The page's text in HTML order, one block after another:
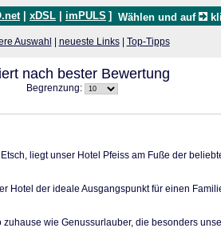
xDSL imPULS ] Wählen und auf
Auswahl neueste Links| Top-Tipps
nach bester Bewertung
Begrenzung:
liegt unser Hotel Pfeiss am Fuße der
Hotel der ideale Ausgangspunkt für einen
wie Genussurlauber, die besonders